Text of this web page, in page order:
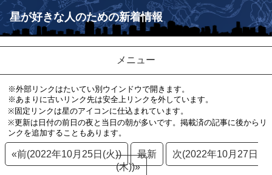
星が好きな人のための新着情報
メニュー
※外部リンクはたいてい別ウインドウで開きます。
※あまりに古いリンク先は安全上リンクを外しています。
※固定リンクは星のアイコンに仕込まれています。
※更新は日付の前日の夜と当日の朝が多いです。掲載済の記事に後からリ
ンクを追加することもあります。
«前(2022年10月25日(火)) 最新
次(2022年10月27日
(木))»